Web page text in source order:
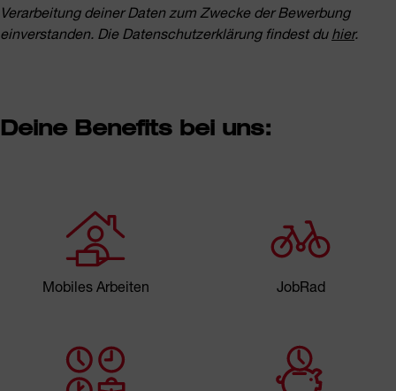
Verarbeitung deiner Daten zum Zwecke der Bewerbung
einverstanden. Die Datenschutzerklärung findest du hier.
Deine Benefits bei uns:
Mobiles Arbeiten JobRad